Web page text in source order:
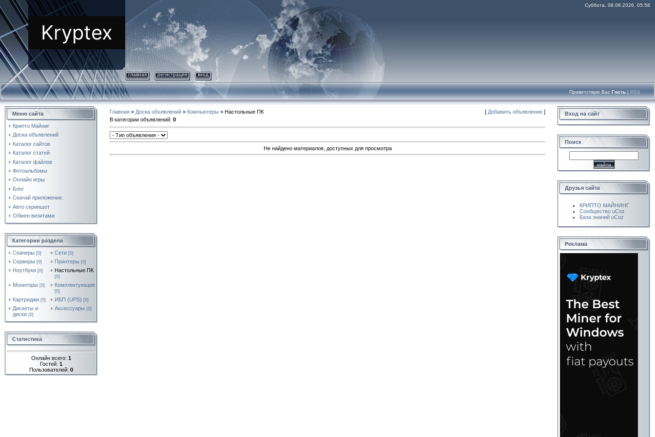
Kryptex
Суббота, 08.08.2026, 05:58
главная регистрация вход
Приветствую Вас Гость | RSS
Меню сайта
Крипто Майниг
Доска объявлений
Каталог сайтов
Каталог статей
Каталог файлов
Фотоальбомы
Онлайн игры
Блог
Скачай приложение.
Авто скриншот
Обмен визитами
Категории раздела
Сканеры [0] Сети [0]
Серверы [0] Принтеры [0]
Ноутбуки [0] Настольные ПК
[0]
Мониторы [0] Комплектующие
[0]
Картриджи [0] ИБП (UPS) [0]
Дискеты и
диски [0]
Аксессуары [0]
Статистика
Онлайн всего: 1
Гостей: 1
Пользователей: 0
Главная » Доска объявлений » Компьютеры » Настольные ПК [ Добавить объявление ]
В категории объявлений: 0
Не найдено материалов, доступных для просмотра
Вход на сайт
Поиск
Друзья сайта
КРИПТО МАЙНИНГ
Сообщество uCoz
База знаний uCoz
Реклама